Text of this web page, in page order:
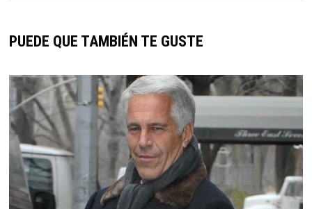
PUEDE QUE TAMBIÉN TE GUSTE